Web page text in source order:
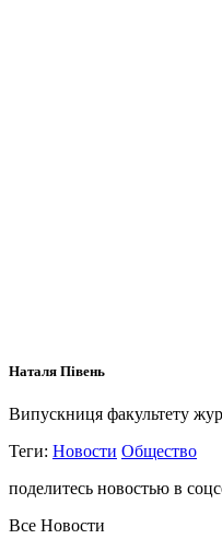
Наталя Півень
Випускниця факультету
Теги: Новости Общество
поделитесь новостью в
Все Новости